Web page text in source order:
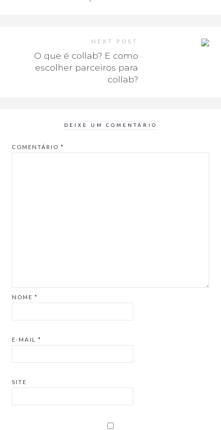
NEXT POST
O que é collab? E como
escolher parceiros para
collab?
DEIXE UM COMENTÁRIO
COMENTÁRIO *
NOME *
E-MAIL *
SITE